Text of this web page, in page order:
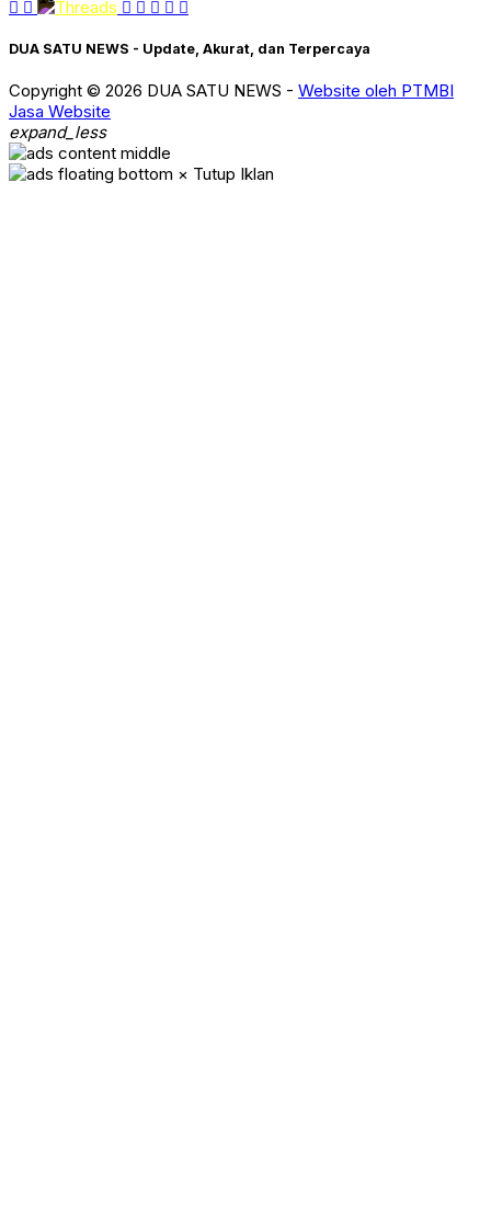
DUA SATU NEWS - Update, Akurat, dan Terpercaya
Copyright © 2026 DUA SATU NEWS - Website oleh PTMBI
Jasa Website
expand_less
× Tutup Iklan